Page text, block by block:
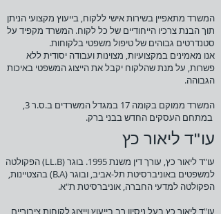
המשרד מתאפיין בשירות אישי ללקוח, בייעוץ מקצועי הניתן
תוך הבנת צרכיו הייחודיים של כל לקוח. המשרד מקפיד על
סטנדרטים גבוהים של טיפול משפטי בלקוחות.
אנו מאמינים במקצועיות, מצוינות ועבודה יסודית ללא
פשרות, על מנת שהלקוח יקבל את הייצוג המשפטי באיכות
הגבוהה.
המשרד ממוקם בקומה 17 במגדל המשרדים ב.ס.ר 3,
במתחם העסקים החדש בבני ברק.
עו"ד ליאור כץ
עו"ד ליאור כץ, עורך דין משנת 1995. בוגר (LL.B) הפקולטה
למשפטים באוניברסיטת תל-אביב, ובוגר (B.A) בהצטיינות,
הפקולטה למדעי החברה, אוניברסיטת ת"א.
עו"ד ליאור כץ בעל ניסיון רב בייעוץ וייצוג לקוחות ציבוריים